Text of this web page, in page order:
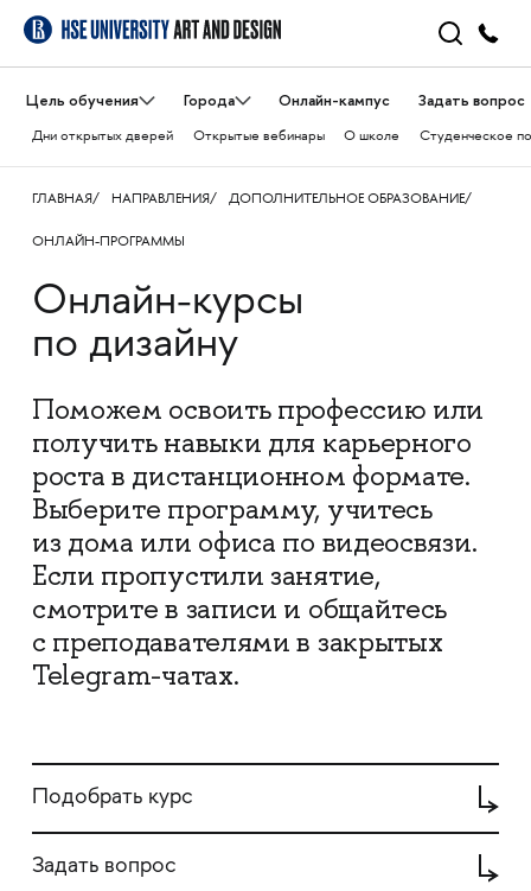
Цель обучения Города Онлайн-кампус Задать вопрос
Дни открытых дверей Открытые вебинары О школе Студенческое
ГЛАВНАЯ НАПРАВЛЕНИЯ ДОПОЛНИТЕЛЬНОЕ ОБРАЗОВАНИЕ
ОНЛАЙН-ПРОГРАММЫ
Онлайн-курсы
по дизайну
Поможем освоить профессию или
получить навыки для карьерного
роста в дистанционном формате.
Выберите программу, учитесь
из дома или офиса по видеосвязи.
Если пропустили занятие,
смотрите в записи и общайтесь
с преподавателями в закрытых
Telegram-чатах.
Подобрать курс
Задать вопрос